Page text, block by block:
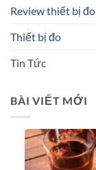
Review thiết bị đo
Thiết bị đo
Tin Tức
BÀI VIẾT MỚI